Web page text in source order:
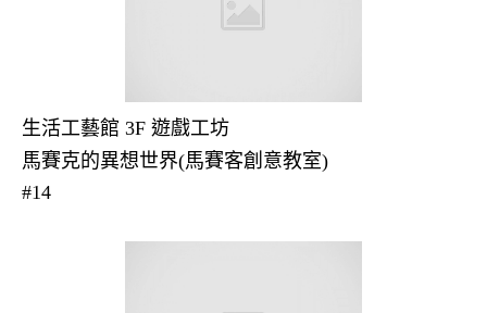
生活工藝館 3F 遊戲工坊
馬賽克的異想世界(馬賽客創意教室)
#14